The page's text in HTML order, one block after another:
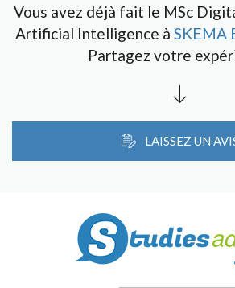
Vous avez déjà fait le MSc
Artificial Intelligence à SKEMA
Partagez votre
LAISSEZ UN